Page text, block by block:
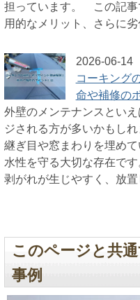
担っています。 この記事
用的なメリット、さらに
2026-06-14
コーキング
命や補修の
外壁のメンテナンスとい
ジされる方が多いかもし
継ぎ目や窓まわりを埋め
水性を守る大切な存在で
剥がれが生じやすく、放
このページと共
事例